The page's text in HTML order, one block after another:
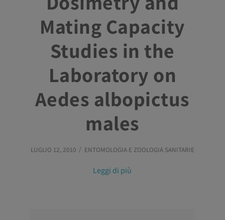
Mating Capacity
Studies in the
Laboratory on
Aedes albopictus
males
LUGLIO 12, 2010 ENTOMOLOGIA E ZOOLOGIA SANITARIE
Leggi di più